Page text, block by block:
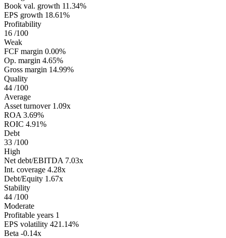
Book val. growth 11.34%
EPS growth 18.61%
Profitability
16 /100
Weak
FCF margin 0.00%
Op. margin 4.65%
Gross margin 14.99%
Quality
44 /100
Average
Asset turnover 1.09x
ROA 3.69%
ROIC 4.91%
Debt
33 /100
High
Net debt/EBITDA 7.03x
Int. coverage 4.28x
Debt/Equity 1.67x
Stability
44 /100
Moderate
Profitable years 1
EPS volatility 421.14%
Beta -0.14x